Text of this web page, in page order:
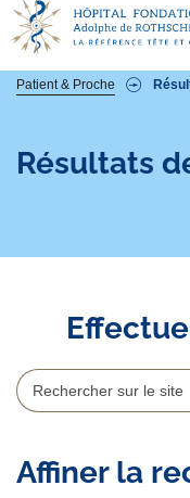
Fil
Patient & Proche
Résultats
Affiner la